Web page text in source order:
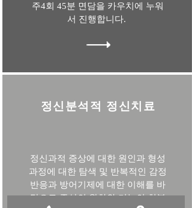
주4회 45분 면담을 카우치에 누워
서 진행합니다.
정신분석적 정신치료
정신과적 증상에 대한 원인과 형성
과정에 대한 탐색 및 반복적인 감정
반응과 방어기제에 대한 이해를 바
탕으로 증상의 완화와 기능의 회복